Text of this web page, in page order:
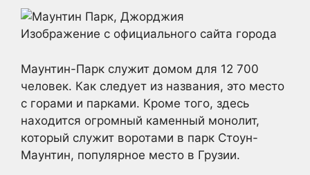
Изображение с официального сайта города
Маунтин-Парк служит домом для 12 700
человек. Как следует из названия, это место
с горами и парками. Кроме того, здесь
находится огромный каменный монолит,
который служит воротами в парк Стоун-
Маунтин, популярное место в Грузии.